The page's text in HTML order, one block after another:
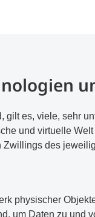
gilt es, viele, sehr
und virtuelle
Zwillings des
physischer
um Daten zu und